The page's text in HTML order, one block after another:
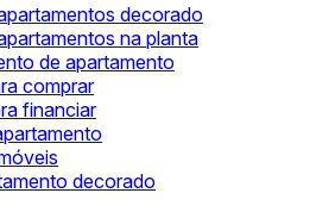
decorado
na planta
de apartamento
comprar
financiar
decorado